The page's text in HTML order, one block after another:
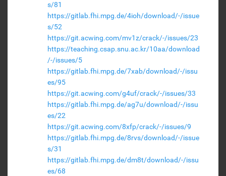
s/81
https://gitlab.fhi.mpg.de/4ioh/download/-/issue
s/52
https://git.acwing.com/mv1z/crack/-/issues/23
https://teaching.csap.snu.ac.kr/10aa/download
/-/issues/5
https://gitlab.fhi.mpg.de/7xab/download/-/issu
es/95
https://git.acwing.com/g4uf/crack/-/issues/33
https://gitlab.fhi.mpg.de/ag7u/download/-/issu
es/22
https://git.acwing.com/8xfp/crack/-/issues/9
https://gitlab.fhi.mpg.de/8rvs/download/-/issue
s/31
https://gitlab.fhi.mpg.de/dm8t/download/-/issu
es/68